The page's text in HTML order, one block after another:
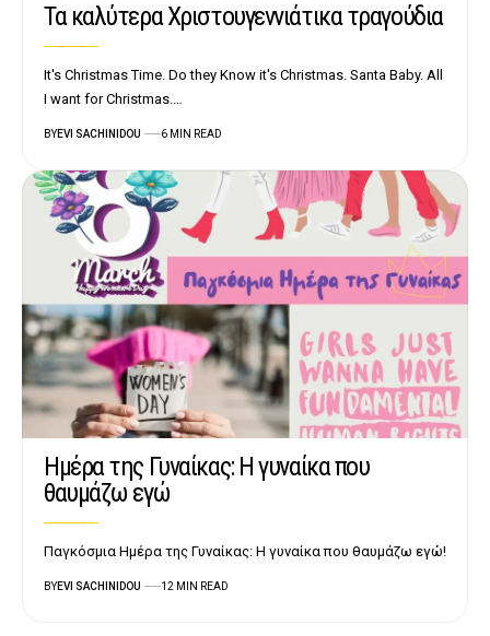
Τα καλύτερα Χριστουγεννιάτικα τραγούδια
It's Christmas Time. Do they Know it's Christmas. Santa Baby. All
I want for Christmas.…
BYEVI SACHINIDOU 6 MIN READ
Ημέρα της Γυναίκας: Η γυναίκα που
θαυμάζω εγώ
Παγκόσμια Ημέρα της Γυναίκας: Η γυναίκα που θαυμάζω εγώ!
BYEVI SACHINIDOU 12 MIN READ